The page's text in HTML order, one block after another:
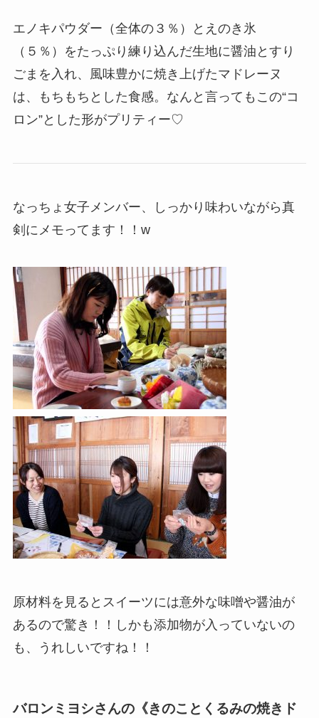
エノキパウダー（全体の３％）とえのき氷
（５％）をたっぷり練り込んだ生地に醤油とすり
ごまを入れ、風味豊かに焼き上げたマドレーヌ
は、もちもちとした食感。なんと言ってもこの“コ
ロン”とした形がプリティー♡
なっちょ女子メンバー、しっかり味わいながら真
剣にメモってます！！w
原材料を見るとスイーツには意外な味噌や醤油が
あるので驚き！！しかも添加物が入っていないの
も、うれしいですね！！
バロンミヨシさんの《きのことくるみの焼きド